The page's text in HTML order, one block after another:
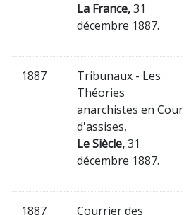
La France,31
décembre 1887.
1887
Tribunaux - Les
Théories
anarchistes en Cour
d'assises,
Le Siècle,31
décembre 1887.
1887 Courrier des